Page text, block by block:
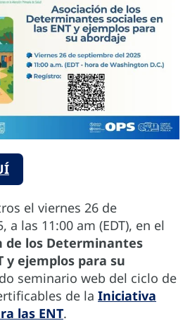
el viernes 26 de
a las 11:00 am (EDT), en el
de los Determinantes
y ejemplos para su
seminario web del ciclo de
de la Iniciativa
las ENT.